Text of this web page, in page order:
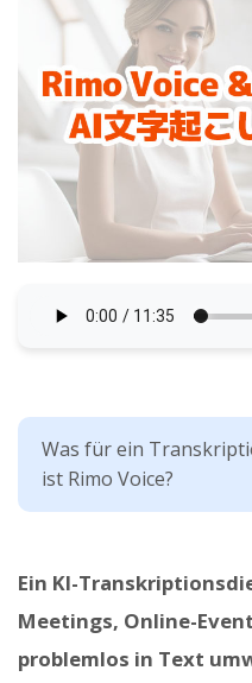
Was für ein
ist Rimo Voice?
Ein KI-
Meetings, Online-
problemlos in Text